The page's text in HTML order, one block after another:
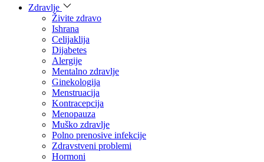
Zdravlje
Živite zdravo
Ishrana
Celijaklija
Dijabetes
Alergije
Mentalno zdravlje
Ginekologija
Menstruacija
Kontracepcija
Menopauza
Muško zdravlje
Polno prenosive infekcije
Zdravstveni problemi
Hormoni